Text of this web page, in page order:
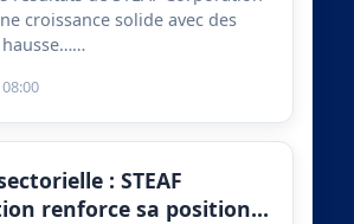
croissance solide avec des
hausse……
: STEAF
renforce sa position…